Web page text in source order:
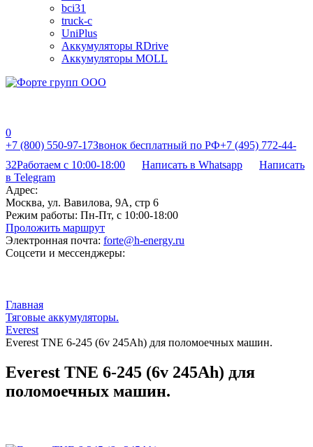
bci31
truck-c
UniPlus
Аккумуляторы RDrive
Аккумуляторы MOLL
0
+7 (800) 550-97-17Звонок бесплатный по РФ+7 (495) 772-44-
32Работаем с 10:00-18:00 Написать в Whatsapp
Написать
в Telegram
Адрес:
Москва, ул. Вавилова, 9А, стр 6
Режим работы: Пн-Пт, с 10:00-18:00
Проложить маршрут
Электронная почта: forte@h-energy.ru
Соцсети и мессенджеры:
Главная
Тяговые аккумуляторы.
Everest
Everest TNE 6-245 (6v 245Ah) для поломоечных машин.
Everest TNE 6-245 (6v 245Ah) для
поломоечных машин.